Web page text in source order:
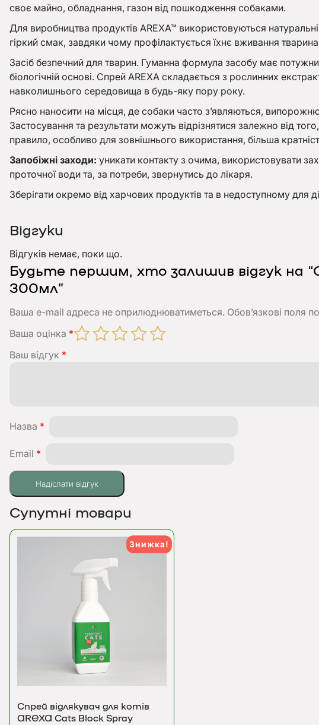
своє майно, обладнання, газон від пошкодження собаками.
Для виробництва продуктів AREXA™ використовуються
гіркий смак, завдяки чому профілактується їхнє вживання
Засіб безпечний для тварин. Гуманна формула засобу має
біологічній основі. Спрей AREXA складається з рослинних
навколишнього середовища в будь-яку пору року.
Рясно наносити на місця, де собаки часто з’являються,
Застосування та результати можуть відрізнятися залежно від
правило, особливо для зовнішнього використання, більша
Запобіжні заходи: уникати контакту з очима, використовувати
проточної води та, за потреби, звернутись до лікаря.
Зберігати окремо від харчових продуктів та в недоступному для
Відгуки
Відгуків немає, поки що.
Будьте першим, хто залишив відгук на
300мл”
Ваша e-mail адреса не оприлюднюватиметься. Обов’язкові поля
Ваша оцінка *
Ваш відгук *
Назва *
Email *
Супутні товари
Знижка!
Спрей відлякувач для котів
AREXA Cats Block Spray